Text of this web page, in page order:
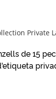
de 15